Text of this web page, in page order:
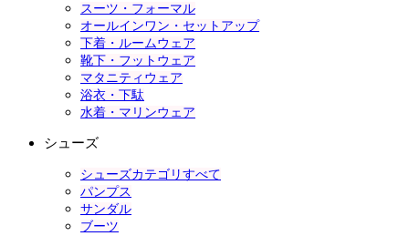
スーツ・フォーマル
オールインワン・セットアップ
下着・ルームウェア
靴下・フットウェア
マタニティウェア
浴衣・下駄
水着・マリンウェア
シューズ
シューズカテゴリすべて
パンプス
サンダル
ブーツ